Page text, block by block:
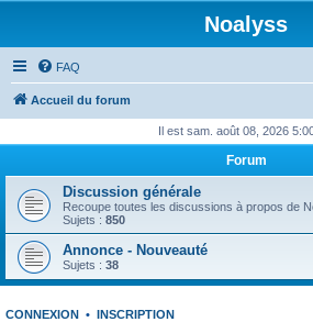
Noalyss
FAQ
Accueil du forum
Il est sam. août 08, 2026
Forum
Discussion générale
Recoupe toutes les discussions à propos de
Sujets : 850
Annonce - Nouveauté
Sujets : 38
CONNEXION • INSCRIPTION